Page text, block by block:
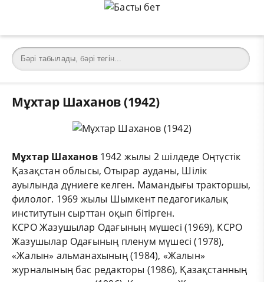
Мұхтар Шаханов (1942)
Мұхтар Шаханов1942 жылы 2 шілдеде Оңтүстік
Қазақстан облысы, Отырар ауданы, Шілік
ауылында дүниеге келген. Мамандығы тракторшы,
филолог. 1969 жылы Шымкент педагогикалық
институтын сырттан оқып бітірген.
КСРО Жазушылар Одағының мүшесі (1969), КСРО
Жазушылар Одағының пленум мүшесі (1978),
«Жалын» альманахының (1984), «Жалын»
журналының бас редакторы (1986), Қазақстанның